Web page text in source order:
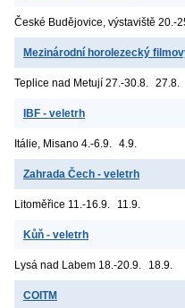
České Budějovice, výstaviště 20.-
Mezinárodní horolezecký
Teplice nad Metují 27.-30.8. 27.8.
IBF - veletrh
Itálie, Misano 4.-6.9. 4.9.
Zahrada Čech - veletrh
Litoměřice 11.-16.9. 11.9.
Kůň - veletrh
Lysá nad Labem 18.-20.9. 18.9.
COITM